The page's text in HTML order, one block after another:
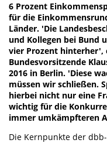
6 Prozent
für die
Länder. 'Die
und Kollegen bei Bund
vier Prozent hinterher',
Bundesvorsitzende
2016 in Berlin. 'Diese
müssen wir schließen.
hierbei nicht nur eine
wichtig für die
immer umkämpfteren
Die Kernpunkte der